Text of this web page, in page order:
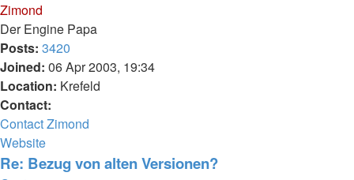
Zimond
Der Engine Papa
Posts: 3420
Joined: 06 Apr 2003, 19:34
Location: Krefeld
Contact:
Contact Zimond
Website
Re: Bezug von alten Versionen?